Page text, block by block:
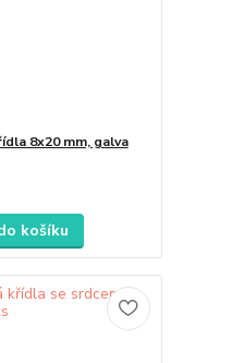
8x20 mm, galva
košíku